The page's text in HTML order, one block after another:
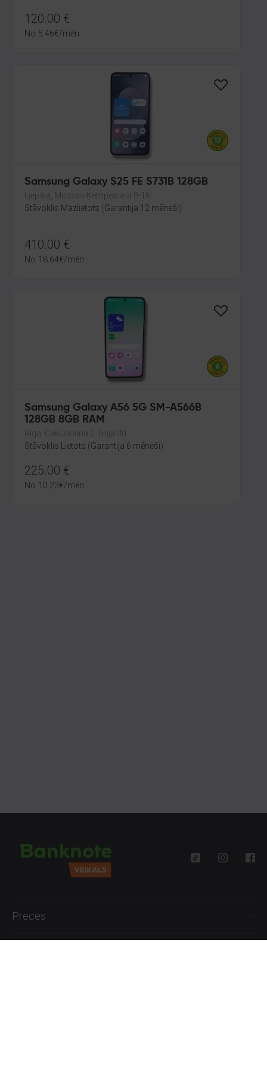
120.00 €
No 5.46€/mēn.
Samsung Galaxy S25 FE S731B 128GB
Liepāja, Mirdzas Ķempes iela 8-16
Stāvoklis Mazlietots (Garantija 12 mēneši)
410.00 €
No 18.64€/mēn.
Samsung Galaxy A56 5G SM-A566B
128GB 8GB RAM
Rīga, Čiekurkalna 2. līnija 30
Stāvoklis Lietots (Garantija 6 mēneši)
225.00 €
No 10.23€/mēn.
Preces